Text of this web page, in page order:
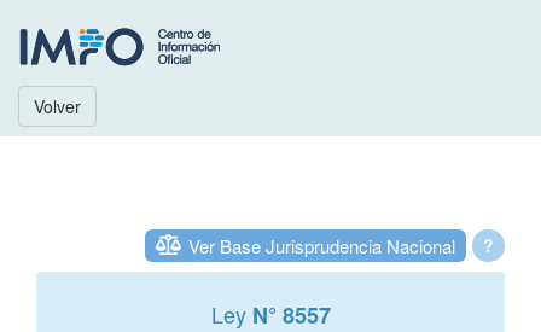
Volver
?
Ver Base Jurisprudencia Nacional
Ley N° 8557